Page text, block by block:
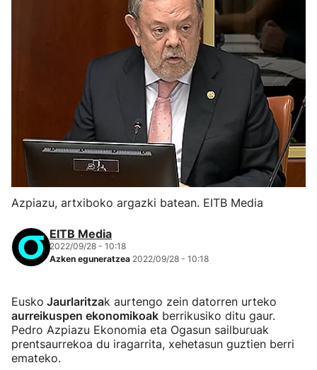
Azpiazu, artxiboko argazki batean. EITB Media
EITB Media
2022/09/28 - 10:18
Azken eguneratzea 2022/09/28 - 10:18
Eusko Jaurlaritzak aurtengo zein datorren urteko
aurreikuspen ekonomikoak berrikusiko ditu gaur.
Pedro Azpiazu Ekonomia eta Ogasun sailburuak
prentsaurrekoa du iragarrita, xehetasun guztien berri
emateko.